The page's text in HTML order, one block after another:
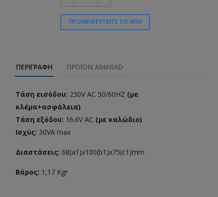
ΠΡΟΜΗΘΕΥΤΕΊΤΕ ΤΟ ΑΠΌ
ΠΕΡΙΓΡΑΦΉ ΠΡΟΪΌΝ AMARAD
Τάση εισόδου: 230V AC 50/60HZ (με
κλέμα+ασφάλεια)
Τάση εξόδου: 16.6V AC (με καλώδιο)
Ισχύς: 30VA max
Διαστάσεις: 68(a1)x100(b1)x75(c1)mm
Βάρος: 1,17 Kgr